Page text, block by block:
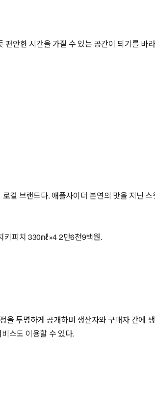
안한 시간을 가질 수 있는 공간이 되기를
컬 브랜드다. 애플사이더 본연의 맛을 지닌
키피치 330㎖×4 2만6천9백원.
투명하게 공개하며 생산자와 구매자 간에
스도 이용할 수 있다.